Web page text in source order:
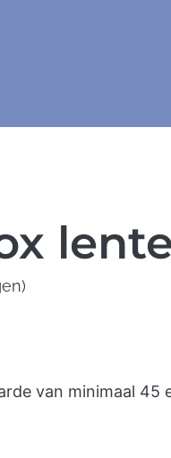
van minimaal 45